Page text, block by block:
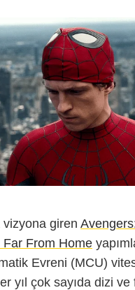
vizyona giren
Far From Home
Evreni (MCU)
yıl çok sayıda dizi